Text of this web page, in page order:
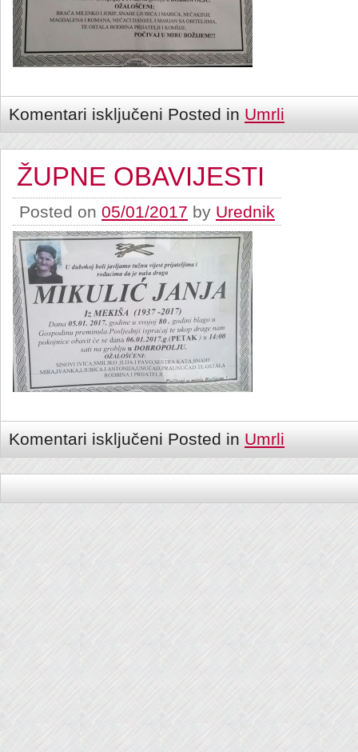
Komentari isključeni Posted in Umrli
ŽUPNE OBAVIJESTI
Posted on 05/01/2017 by Urednik
Komentari isključeni Posted in Umrli